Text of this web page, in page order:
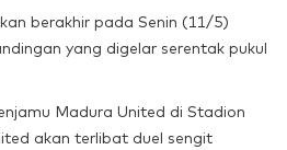
berakhir pada Senin (11/5)
yang digelar serentak pukul
Madura United di Stadion
akan terlibat duel sengit